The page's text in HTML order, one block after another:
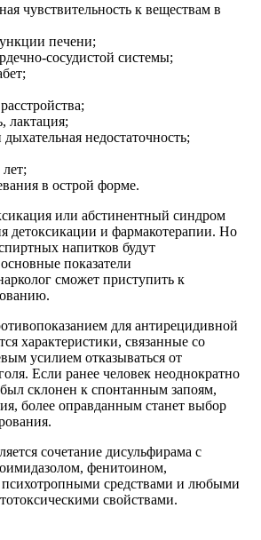
чувствительность к веществам в
печени;
сосудистой системы;
лактация;
недостаточность;
в острой форме.
или абстинентный синдром
детоксикации и фармакотерапии. Но
напитков будут
показатели
сможет приступить к
для антирецидивной
характеристики, связанные со
усилием отказываться от
Если ранее человек неоднократно
склонен к спонтанным запоям,
более оправданным станет выбор
сочетание дисульфирама с
фенитоином,
психотропными средствами и любыми
свойствами.